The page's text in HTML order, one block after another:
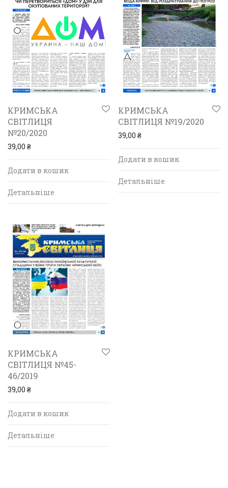
КРИМСЬКА
СВІТЛИЦЯ
№20/2020
39,00 ₴
Додати в кошик
Детальніше
КРИМСЬКА
СВІТЛИЦЯ №19/2020
39,00 ₴
Додати в кошик
Детальніше
КРИМСЬКА
СВІТЛИЦЯ №45-
46/2019
39,00 ₴
Додати в кошик
Детальніше